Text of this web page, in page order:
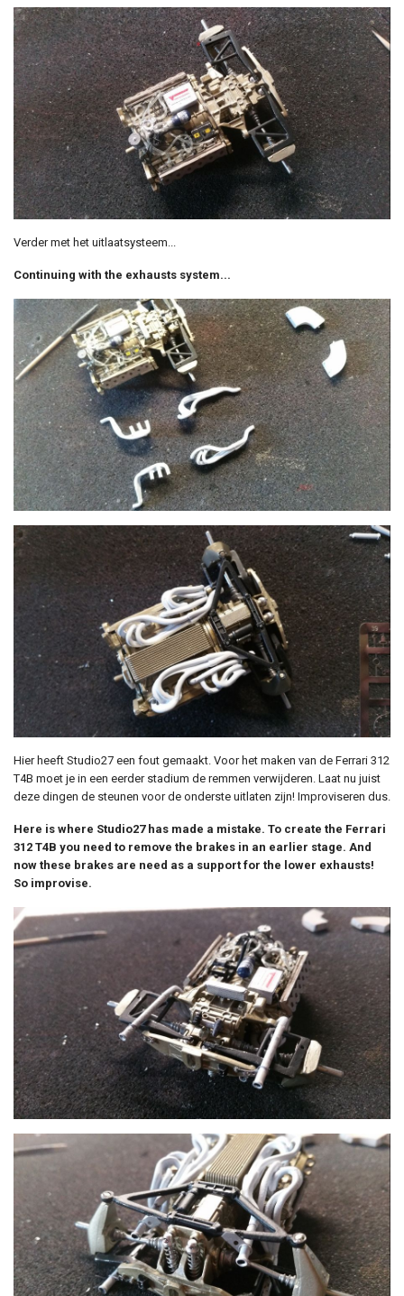
Verder met het uitlaatsysteem...
Continuing with the exhausts system...
Hier heeft Studio27 een fout gemaakt. Voor het maken van de Ferrari 312
T4B moet je in een eerder stadium de remmen verwijderen. Laat nu juist
deze dingen de steunen voor de onderste uitlaten zijn! Improviseren dus.
Here is where Studio27 has made a mistake. To create the Ferrari
312 T4B you need to remove the brakes in an earlier stage. And
now these brakes are need as a support for the lower exhausts!
So improvise.